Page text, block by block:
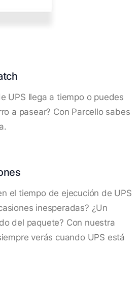
UPS llega a tiempo o puedes
a pasear? Con Parcello sabes
el tiempo de ejecución de UPS
inesperadas? ¿Un
del paquete? Con nuestra
verás cuando UPS está